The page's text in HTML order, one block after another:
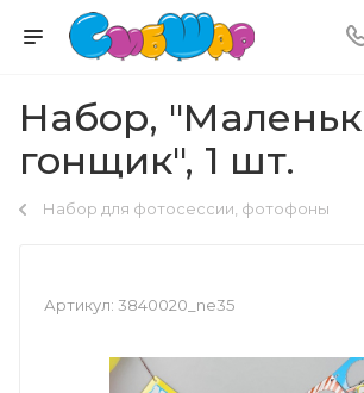
Набор,
гонщик", 1 шт.
Набор для фотосессии, фотофоны
Артикул: 3840020_ne35